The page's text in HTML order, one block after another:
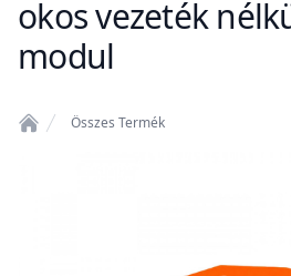
okos vezeték
modul
Összes Termék